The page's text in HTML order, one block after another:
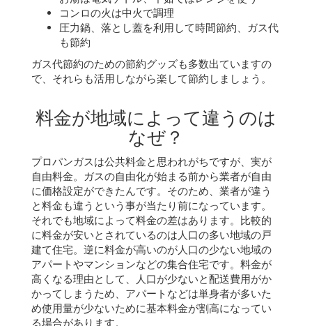
コンロの火は中火で調理
圧力鍋、落とし蓋を利用して時間節約、ガス代
も節約
ガス代節約のための節約グッズも多数出ていますの
で、それらも活用しながら楽して節約しましょう。
料金が地域によって違うのは
なぜ？
プロパンガスは公共料金と思われがちですが、実が
自由料金。ガスの自由化が始まる前から業者が自由
に価格設定ができたんです。そのため、業者が違う
と料金も違うという事が当たり前になっています。
それでも地域によって料金の差はあります。比較的
に料金が安いとされているのは人口の多い地域の戸
建て住宅。逆に料金が高いのが人口の少ない地域の
アパートやマンションなどの集合住宅です。料金が
高くなる理由として、人口が少ないと配送費用がか
かってしまうため、アパートなどは単身者が多いた
め使用量が少ないために基本料金が割高になってい
る場合があります。